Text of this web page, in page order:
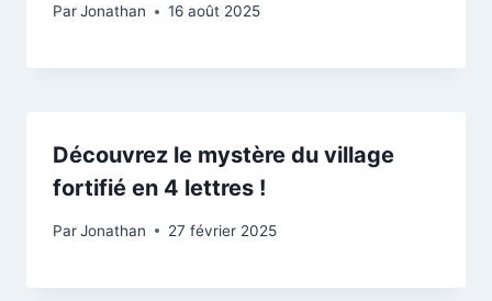
ParJonathan 16 août 2025
Découvrez le mystère du village
fortifié en 4 lettres !
ParJonathan 27 février 2025